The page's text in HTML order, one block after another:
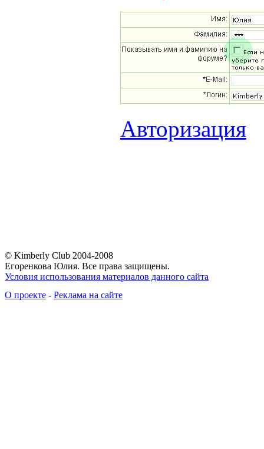
Авторизация
© Kimberly Club 2004-2008
Егоренкова Юлия. Все права защищены.
Условия использования материалов данного сайта
О проекте - Реклама на сайте